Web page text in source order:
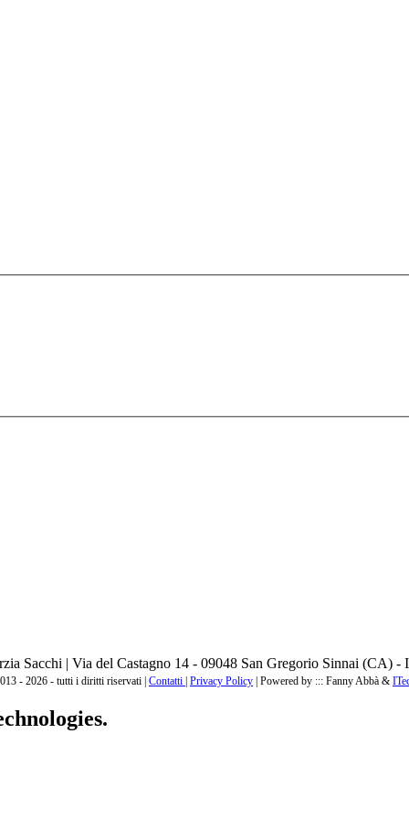
Sacchi | Via del Castagno 14 - 09048 San Gregorio Sinnai (CA) -
- 2026 - tutti i diritti riservati | Contatti | Privacy Policy | Powered by ::: Fanny Abbà &